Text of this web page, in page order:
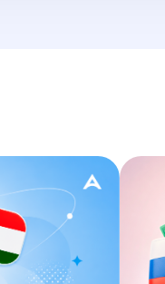
Вьетнам
VND, USD
Гана
USD